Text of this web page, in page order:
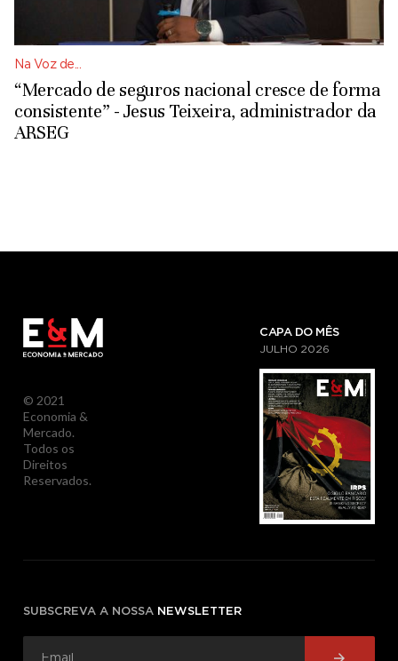
Na Voz de...
“Mercado de seguros nacional cresce de forma
consistente” - Jesus Teixeira, administrador da
ARSEG
© 2021
Economia &
Mercado.
Todos os
Direitos
Reservados.
CAPA DO MÊS
JULHO 2026
SUBSCREVA A NOSSA NEWSLETTER